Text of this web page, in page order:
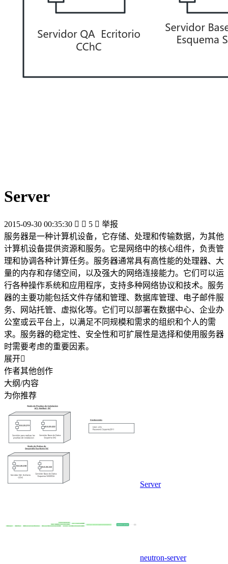
Server
2015-09-30 00:35:30   5  举报
服务器是一种计算机设备，它存储、处理和传输数据，为其他
计算机设备提供资源和服务。它是网络中的核心组件，负责管
理和协调各种计算任务。服务器通常具有高性能的处理器、大
量的内存和存储空间，以及强大的网络连接能力。它们可以运
行各种操作系统和应用程序，支持多种网络协议和技术。服务
器的主要功能包括文件存储和管理、数据库管理、电子邮件服
务、网站托管、虚拟化等。它们可以部署在数据中心、企业办
公室或云平台上，以满足不同规模和需求的组织和个人的需
求。服务器的稳定性、安全性和可扩展性是选择和使用服务器
时需要考虑的重要因素。
展开
作者其他创作
大纲/内容
为你推荐
Server
neutron-server